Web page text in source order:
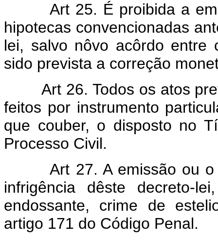
Art 25. É proibida a
hipotecas convencionadas
lei, salvo nôvo acôrdo entre
sido prevista a correção
Art 26. Todos os atos
feitos por instrumento
que couber, o disposto no
Processo Civil.
Art 27. A emissão ou o
infrigência dêste decreto-
endossante, crime de
artigo 171 do Código Penal.